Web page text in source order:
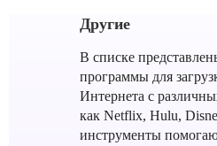
Другие
В списке
программы для
Интернета с
как Netflix, Hulu,
инструменты